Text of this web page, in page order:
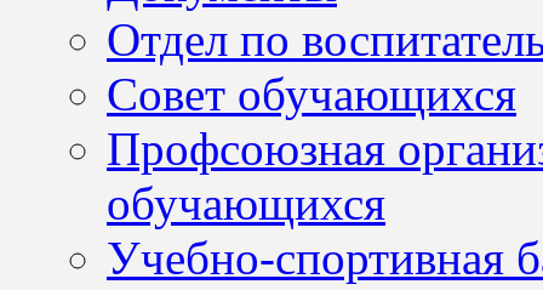
Отдел по
Совет обучающихся
Профсоюзная
обучающихся
Учебно-спортивная